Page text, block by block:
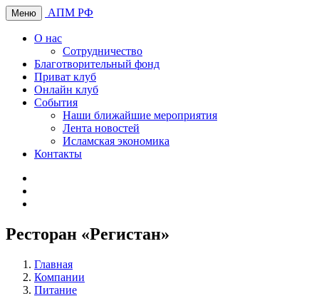
Меню АПМ РФ
О нас
Сотрудничество
Благотворительный фонд
Приват клуб
Онлайн клуб
События
Наши ближайшие мероприятия
Лента новостей
Исламская экономика
Контакты
Ресторан «Регистан»
Главная
Компании
Питание